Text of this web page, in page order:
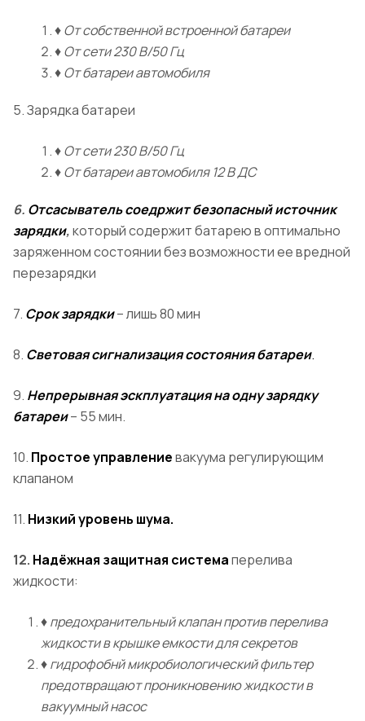
♦От собственной встроенной батареи
♦От сети 230 В/50 Гц
♦От батареи автомобиля
5. Зарядка батареи
♦От сети 230 В/50 Гц
♦От батареи автомобиля 12 В ДС
6. Отсасыватель соедржит безопасный источник
зарядки,который содержит батарею в оптимально
заряженном состоянии без возможности ее вредной
перезарядки
7. Срок зарядки– лишь 80 мин
8. Световая сигнализация состояния батареи.
9. Непрерывная эскплуатация на одну зарядку
батареи– 55 мин.
10. Простое управлениевакуума регулирующим
клапаном
11. Низкий уровень шума.
12. Надёжная защитная системаперелива
жидкости:
♦предохранительный клапан против перелива
жидкости в крышке емкости для секретов
♦гидрофобнй микробиологический фильтер
предотвращают проникновению жидкости в
вакуумный насос